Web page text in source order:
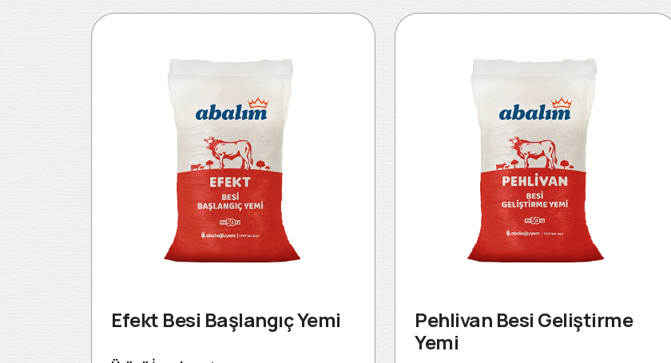
Efekt Besi Başlangıç Yemi
Pehlivan Besi Geliştirme
Yemi